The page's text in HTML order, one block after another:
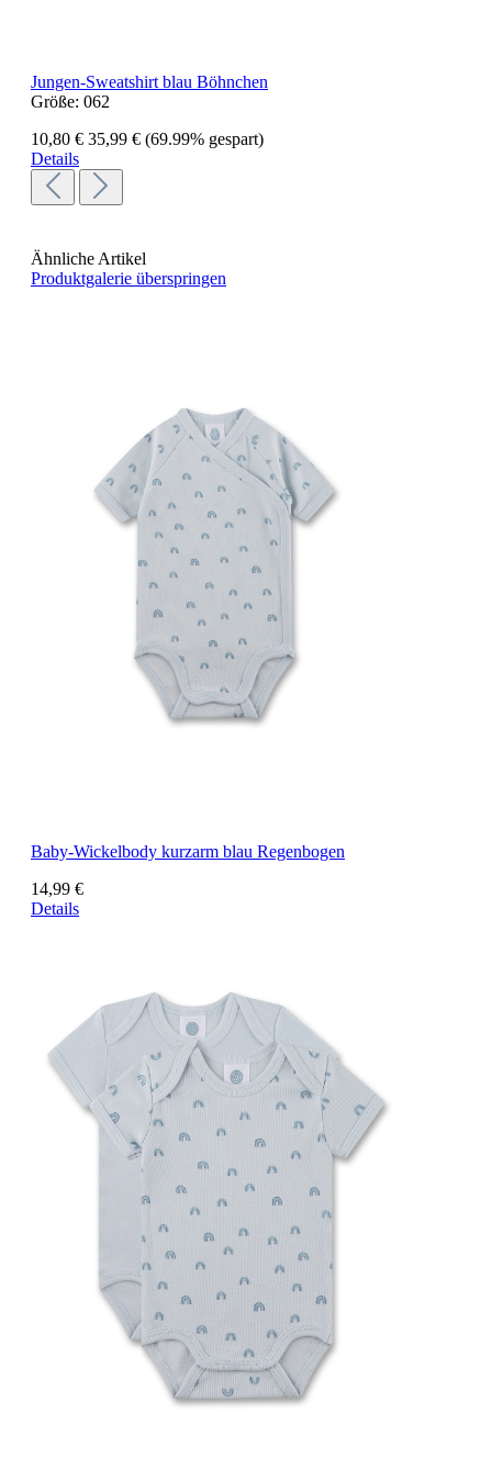
Jungen-Sweatshirt blau Böhnchen
Größe: 062
10,80 € 35,99 € (69.99% gespart)
Details
Ähnliche Artikel
Produktgalerie überspringen
Baby-Wickelbody kurzarm blau Regenbogen
14,99 €
Details